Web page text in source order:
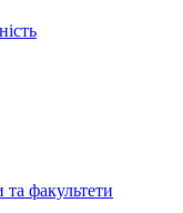
та факультети